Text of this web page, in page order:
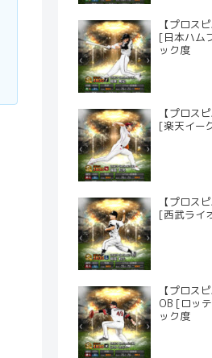
【プロス
[日本ハム
ック度
【プロス
[楽天イー
【プロス
[西武ライ
【プロス
OB [ロッ
ック度